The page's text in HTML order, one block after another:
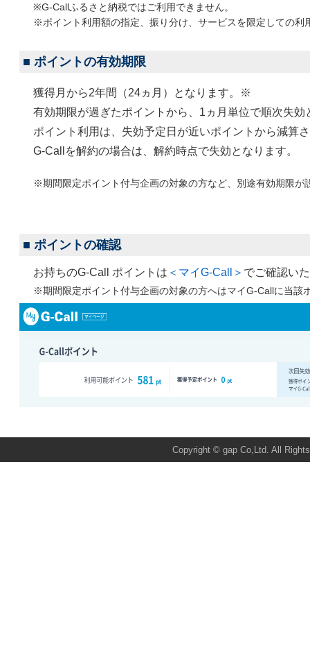
※G-Callふるさと納税ではご利用できません。
※ポイント利用額の指定、振り分け、サービスを限定しての利
■ ポイントの有効期限
獲得月から2年間（24ヵ月）となります。※
有効期限が過ぎたポイントから、1ヵ月単位で順次失効
ポイント利用は、失効予定日が近いポイントから減算
G-Callを解約の場合は、解約時点で失効となります。
※期間限定ポイント付与企画の対象の方など、別途有効期限が
■ ポイントの確認
お持ちのG-Call ポイントは ＜マイG-Call＞ でご確認い
※期間限定ポイント付与企画の対象の方へはマイG-Callに当該
Copyright © gap Co,Ltd. All